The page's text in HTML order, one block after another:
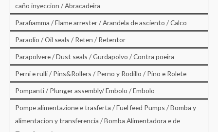
caño inyeccion / Abracadeira
Parafiamma / Flame arrester / Arandela de asciento / Calco
Paraolio / Oil seals / Reten / Retentor
Parapolvere / Dust seals / Gurdapolvo / Contra poeira
Perni e rulli / Pins&Rollers / Perno y Rodillo / Pino e Rolete
Pompanti / Plunger assembly/ Embolo / Embolo
Pompe alimentazione e trasferta / Fuel feed Pumps / Bomba y
alimentacion y transferencia / Bomba Alimentadora e de